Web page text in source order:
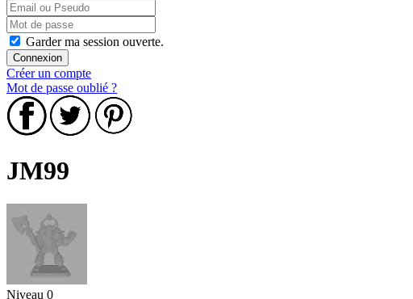
Garder ma session ouverte.
Créer un compte
Mot de passe oublié ?
JM99
Niveau 0